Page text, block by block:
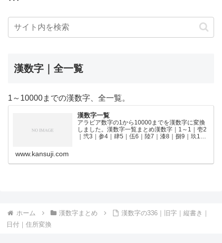
漢数字｜全一覧
1～10000までの漢数字、全一覧。
漢数字一覧
アラビア数字の1から10000までを漢数字に変換
しました。漢数字一覧まとめ漢数字｜1～1｜壱2
｜弐3｜参4｜肆5｜伍6｜陸7｜漆8｜捌9｜玖10
www.kansuji.com
ホーム 漢数字まとめ
漢数字の336｜旧字｜縦書き｜
日付｜住所変換